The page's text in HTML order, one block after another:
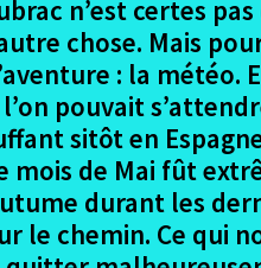
n’est certes
chose. Mais
: la météo.
pouvait
sitôt en
mois de Mai fût
durant les
le chemin. Ce qui